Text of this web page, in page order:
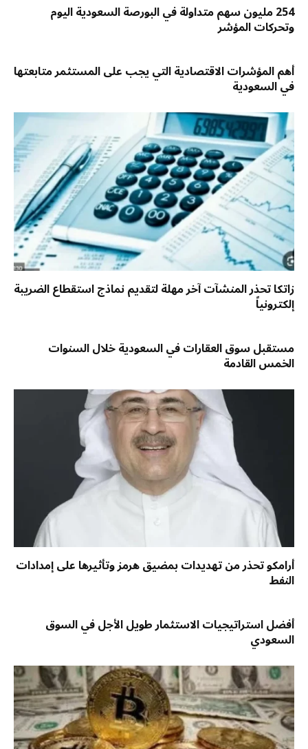
254 مليون سهم متداولة في البورصة السعودية اليوم
وتحركات المؤشر
أهم المؤشرات الاقتصادية التي يجب على المستثمر متابعتها
في السعودية
زاتكا تحذر المنشآت آخر مهلة لتقديم نماذج استقطاع الضريبة
إلكترونياً
مستقبل سوق العقارات في السعودية خلال السنوات
الخمس القادمة
أرامكو تحذر من تهديدات بمضيق هرمز وتأثيرها على إمدادات
النفط
أفضل استراتيجيات الاستثمار طويل الأجل في السوق
السعودي